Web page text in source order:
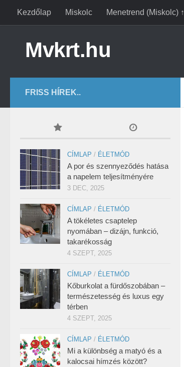
Kezdőlap Miskolc Menetrend (Miskolc) ↑
Mvkrt.hu
FRISS HÍREK..
CÍMLAP / ÉLETMÓD
A por és szennyeződés hatása
a napelem teljesítményére
3 DEC, 2025
CÍMLAP / ÉLETMÓD
A tökéletes csaptelep
nyomában – dizájn, funkció,
takarékosság
4 SZEPT, 2025
CÍMLAP / ÉLETMÓD
Kőburkolat a fürdőszobában –
természetesség és luxus egy
térben
4 SZEPT, 2025
CÍMLAP / ÉLETMÓD
Mi a különbség a matyó és a
kalocsai hímzés között?